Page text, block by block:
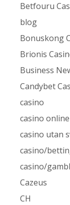
Betfouru
blog
Bonuskong
Brionis
Business
Candybet
casino
casino online
casino utan
casino/
casino/
Cazeus
CH